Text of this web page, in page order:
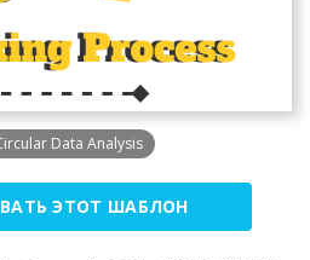
Data Analysis
ЭТОТ ШАБЛОН